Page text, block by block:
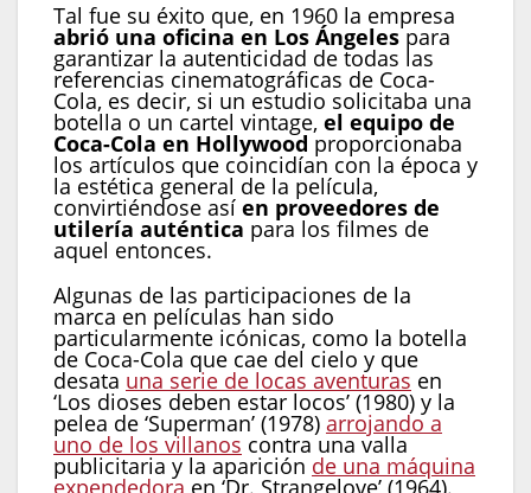
Tal fue su éxito que, en 1960 la empresa
abrió una oficina en Los Ángelespara
garantizar la autenticidad de todas las
referencias cinematográficas de Coca-
Cola, es decir, si un estudio solicitaba una
botella o un cartel vintage, el equipo de
Coca-Cola en Hollywood proporcionaba
los artículos que coincidían con la época y
la estética general de la película,
convirtiéndose así en proveedores de
utilería auténtica para los filmes de
aquel entonces.
Algunas de las participaciones de la
marca en películas han sido
particularmente icónicas, como la botella
de Coca-Cola que cae del cielo y que
desata una serie de locas aventuras en
‘Los dioses deben estar locos’ (1980) y la
pelea de ‘Superman’ (1978) arrojando a
uno de los villanos contra una valla
publicitaria y la aparición de una máquina